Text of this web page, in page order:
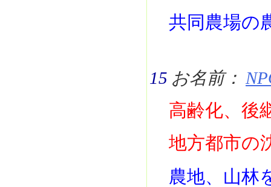
共同農場の
15 お名前：
高齢化、後
地方都市の
農地、山林